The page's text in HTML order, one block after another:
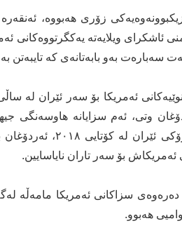
زۆری هەبووە،
ئاشکرای ویلایەتە یەکگرتووەکانی
سەبارەت بەو بابەتانەی کە تایبەتن
وتی، ئەم سزایانە هاوسەنگی
رۆژنامەوانیدا لەگەڵ
ئەمریکاش بۆ سەر تاران نایاسایین.
سزاکانی ئەمریکا مامەڵە
هەبوو.